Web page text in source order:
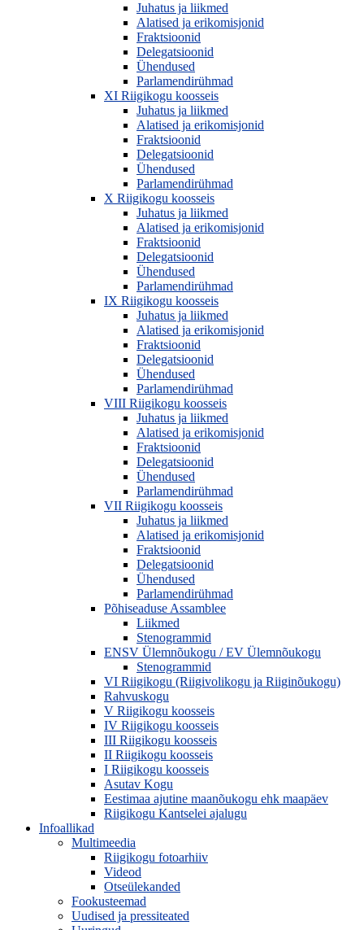
Juhatus ja liikmed
Alatised ja erikomisjonid
Fraktsioonid
Delegatsioonid
Ühendused
Parlamendirühmad
XI Riigikogu koosseis
Juhatus ja liikmed
Alatised ja erikomisjonid
Fraktsioonid
Delegatsioonid
Ühendused
Parlamendirühmad
X Riigikogu koosseis
Juhatus ja liikmed
Alatised ja erikomisjonid
Fraktsioonid
Delegatsioonid
Ühendused
Parlamendirühmad
IX Riigikogu koosseis
Juhatus ja liikmed
Alatised ja erikomisjonid
Fraktsioonid
Delegatsioonid
Ühendused
Parlamendirühmad
VIII Riigikogu koosseis
Juhatus ja liikmed
Alatised ja erikomisjonid
Fraktsioonid
Delegatsioonid
Ühendused
Parlamendirühmad
VII Riigikogu koosseis
Juhatus ja liikmed
Alatised ja erikomisjonid
Fraktsioonid
Delegatsioonid
Ühendused
Parlamendirühmad
Põhiseaduse Assamblee
Liikmed
Stenogrammid
ENSV Ülemnõukogu / EV Ülemnõukogu
Stenogrammid
VI Riigikogu (Riigivolikogu ja Riiginõukogu)
Rahvuskogu
V Riigikogu koosseis
IV Riigikogu koosseis
III Riigikogu koosseis
II Riigikogu koosseis
I Riigikogu koosseis
Asutav Kogu
Eestimaa ajutine maanõukogu ehk maapäev
Riigikogu Kantselei ajalugu
Infoallikad
Multimeedia
Riigikogu fotoarhiiv
Videod
Otseülekanded
Fookusteemad
Uudised ja pressiteated